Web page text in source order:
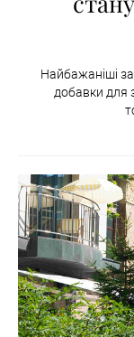
Найбажаніші
добавки для